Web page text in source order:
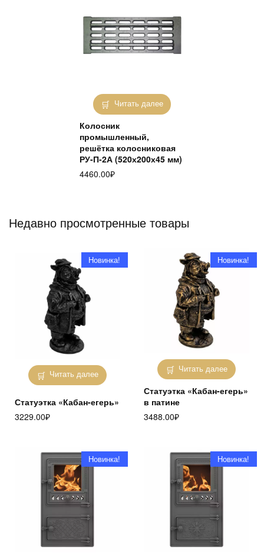
Читать далее
Колосник
промышленный,
решётка колосниковая
РУ-П-2А (520х200х45 мм)
4460.00₽
Недавно просмотренные товары
Читать далее
Новинка!
Статуэтка «Кабан-егерь»
3229.00₽
Читать далее
Новинка!
Статуэтка «Кабан-егерь»
в патине
3488.00₽
Новинка! Новинка!